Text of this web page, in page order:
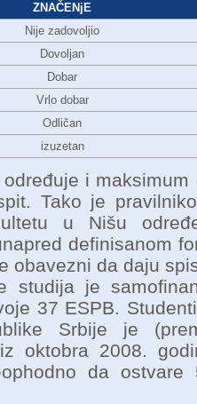
ZNAČENjE
Nije zadovoljio
Dovoljan
Dobar
Vrlo dobar
Odličan
izuzetan
i
Tako je
u Nišu
definisanom
obavezni da daju
studija je
37 ESPB.
Srbije je
oktobra 2008.
da